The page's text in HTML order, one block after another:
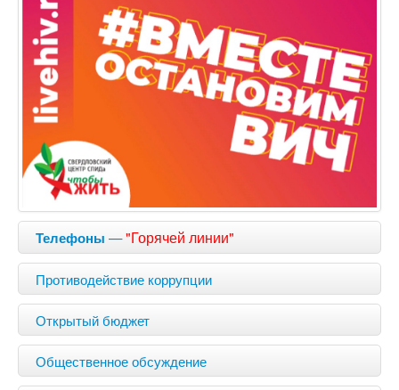
Телефоны —"Горячей линии"
Противодействие коррупции
Открытый бюджет
Общественное обсуждение